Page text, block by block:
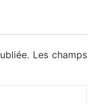
Les champs